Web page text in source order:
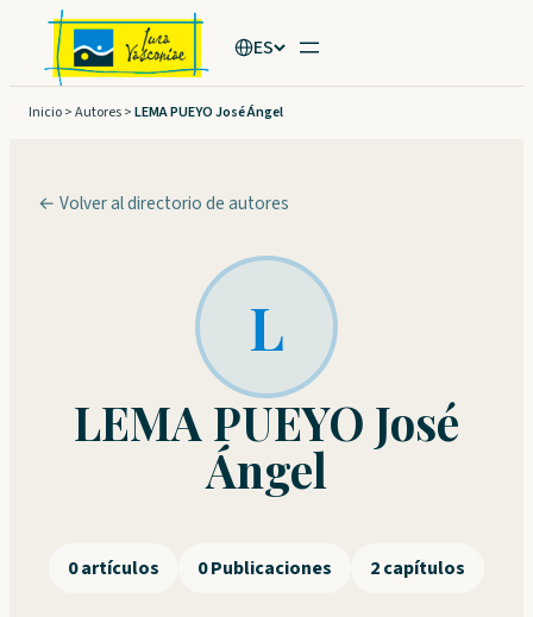
Saltar
contenido
ES
Inicio>Autores>LEMA PUEYO José Ángel
← Volver al directorio de autores
L
LEMA PUEYO José
Ángel
0 artículos 0 Publicaciones 2 capítulos